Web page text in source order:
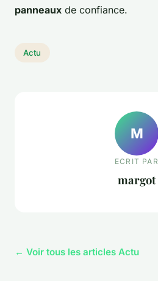
panneaux de confiance.
Actu
M
ECRIT PAR
margot
← Voir tous les articles Actu